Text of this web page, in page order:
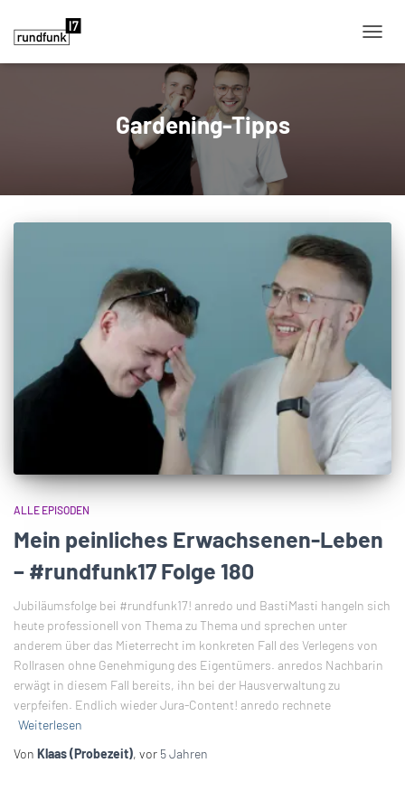
Gardening-Tipps
ALLE EPISODEN
Mein peinliches Erwachsenen-Leben
– #rundfunk17 Folge 180
Jubiläumsfolge bei #rundfunk17! anredo und BastiMasti hangeln sich
heute professionell von Thema zu Thema und sprechen unter
anderem über das Mieterrecht im konkreten Fall des Verlegens von
Rollrasen ohne Genehmigung des Eigentümers. anredos Nachbarin
erwägt in diesem Fall bereits, ihn bei der Hausverwaltung zu
verpfeifen. Endlich wieder Jura-Content! anredo rechnete
Weiterlesen
Von Klaas (Probezeit), vor 5 Jahren